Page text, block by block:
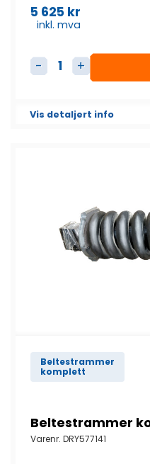
5 625 kr
inkl. mva
Beltestrammer
Vis detaljert info
Beltestrammer
komplett
Beltestrammer
Varenr. DRY577141